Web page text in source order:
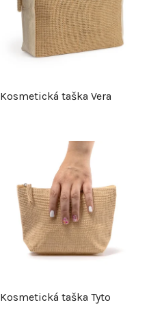
Kosmetická taška Vera
Kosmetická taška Tyto